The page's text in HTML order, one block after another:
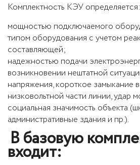
Комплектность КЭУ определяется:
мощностью подключаемого
типом оборудования с учетом
составляющей;
надежностью подачи
возникновении нештатной
напряжения, короткое замыкание
низковольтной части линии, удар
социальная значимость объекта
административные здания и пр.).
В базовую
входит: